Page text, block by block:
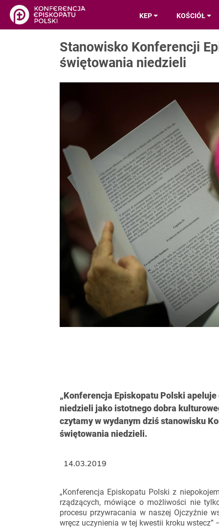
KEP KOŚCIÓŁ
Stanowisko Konferencji
świętowania niedzieli
„Konferencja Episkopatu Polski
niedzieli jako istotnego dobra
czytamy w wydanym dziś stanowisku
świętowania niedzieli.
„Konferencja Episkopatu Polski z
rządzących, mówiące o możliwości nie
procesu przywracania w naszej Ojczyźnie
wręcz uczynienia w tej kwestii kroku
14.03.2019